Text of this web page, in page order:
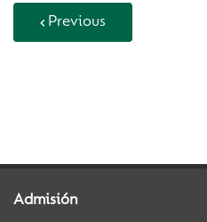
Previous
Admisión